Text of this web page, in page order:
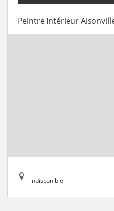
Peintre Intérieur
indisponible